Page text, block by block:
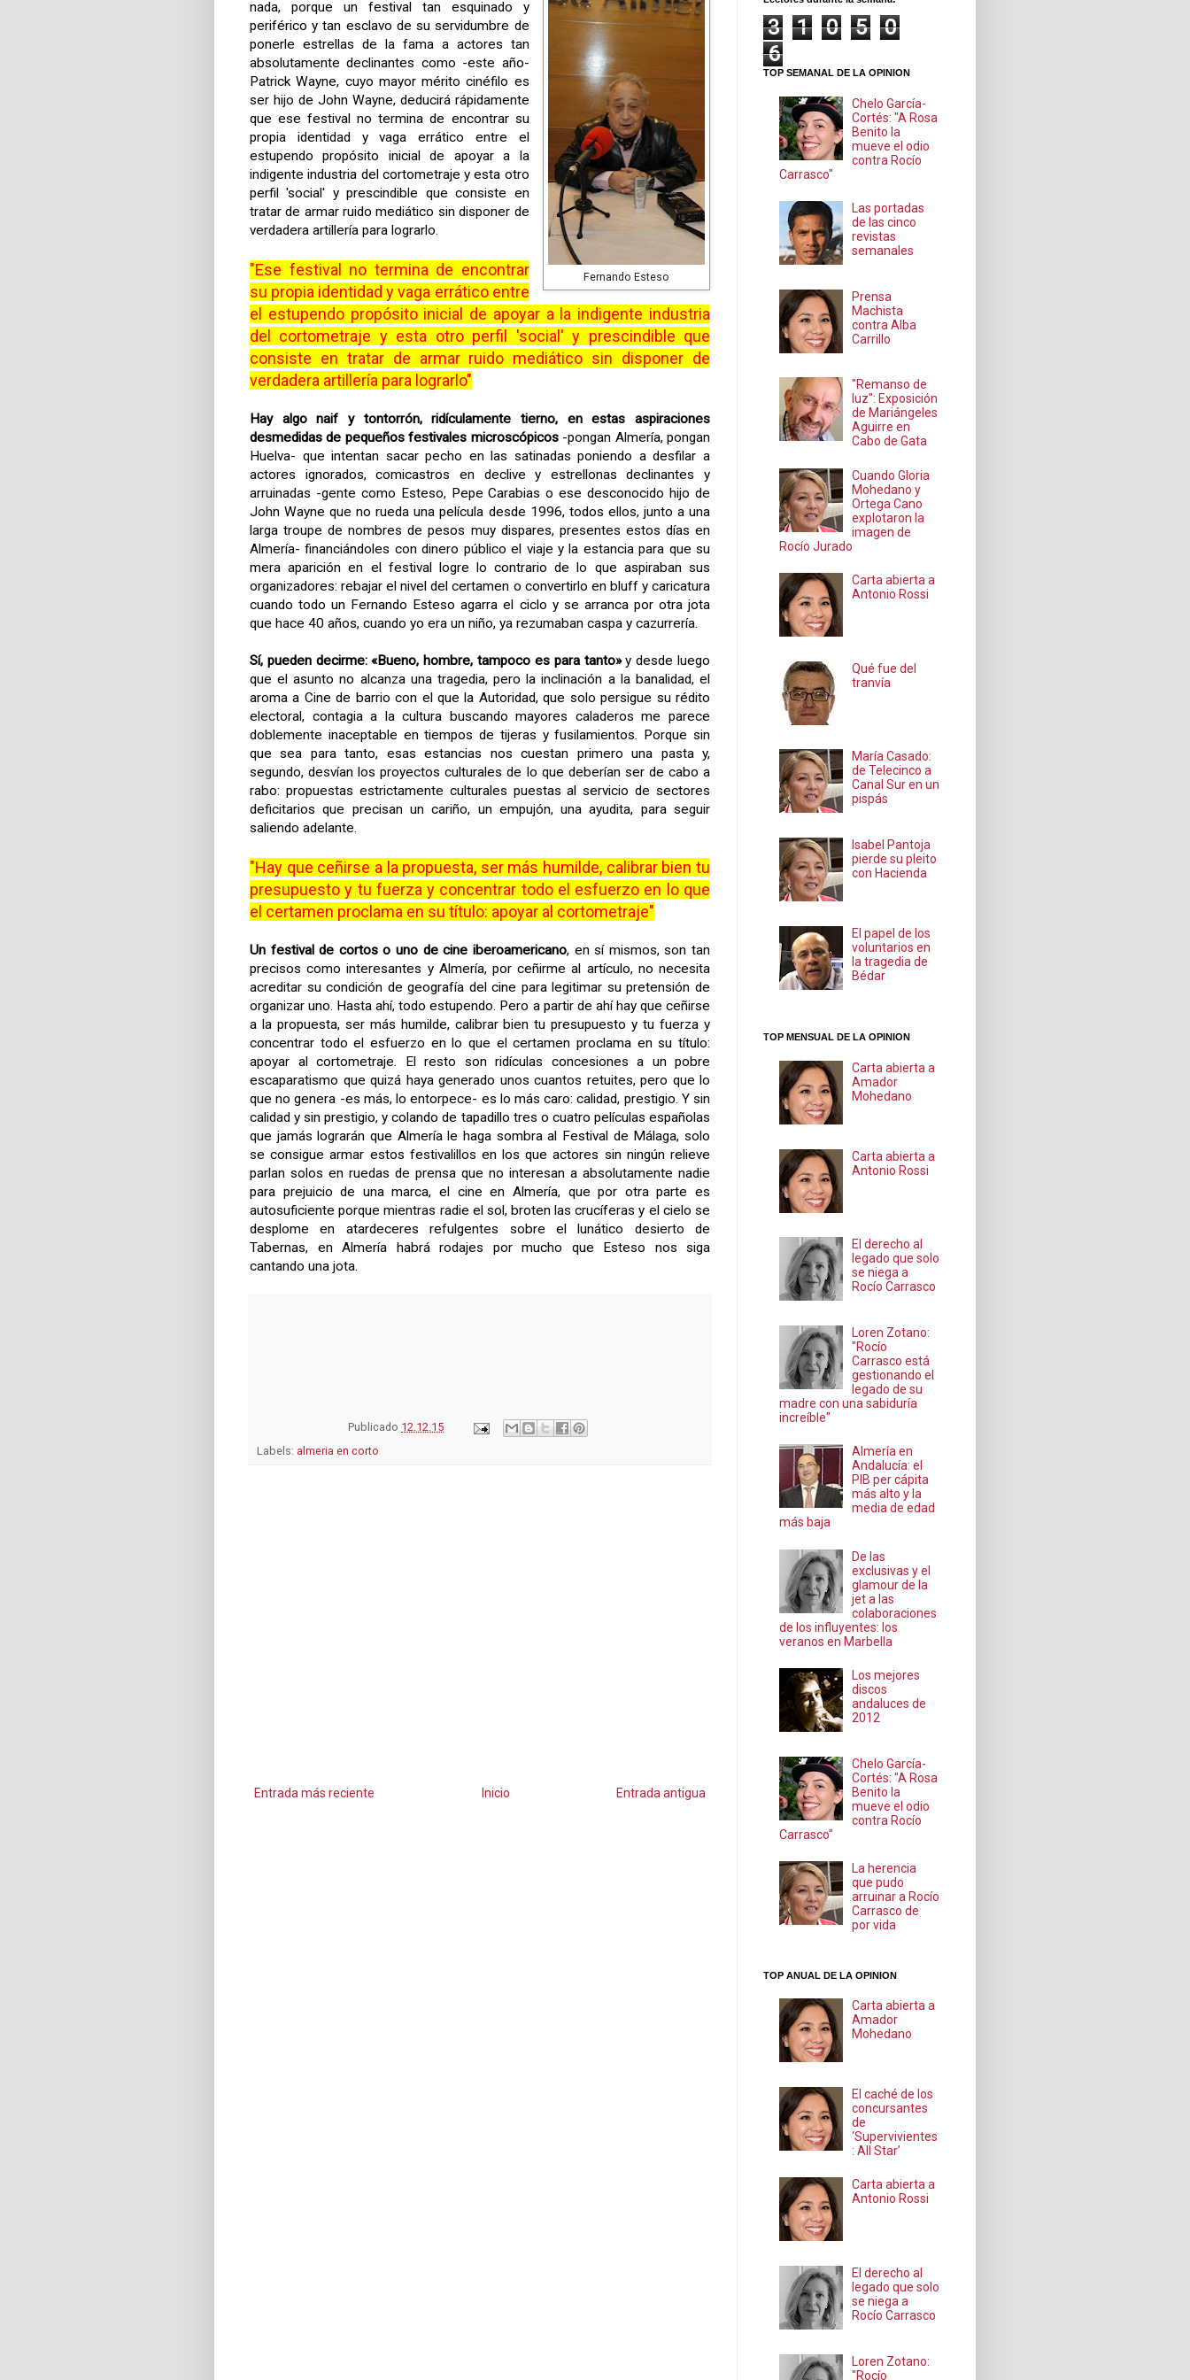
Fernando Esteso
nada, porque un festival tan esquinado y
periférico y tan esclavo de su servidumbre de
ponerle estrellas de la fama a actores tan
absolutamente declinantes como -este año-
Patrick Wayne, cuyo mayor mérito cinéfilo es
ser hijo de John Wayne, deducirá rápidamente
que ese festival no termina de encontrar su
propia identidad y vaga errático entre el
estupendo propósito inicial de apoyar a la
indigente industria del cortometraje y esta otro
perfil 'social' y prescindible que consiste en
tratar de armar ruido mediático sin disponer de
verdadera artillería para lograrlo.
"Ese festival no termina de encontrar
su propia identidad y vaga errático entre
el estupendo propósito inicial de apoyar a la indigente industria
del cortometraje y esta otro perfil 'social' y prescindible que
consiste en tratar de armar ruido mediático sin disponer de
verdadera artillería para lograrlo"
Hay algo naif y tontorrón, ridículamente tierno, en estas aspiraciones
desmedidas de pequeños festivales microscópicos-pongan Almería, pongan
Huelva- que intentan sacar pecho en las satinadas poniendo a desfilar a
actores ignorados, comicastros en declive y estrellonas declinantes y
arruinadas -gente como Esteso, Pepe Carabias o ese desconocido hijo de
John Wayne que no rueda una película desde 1996, todos ellos, junto a una
larga troupe de nombres de pesos muy dispares, presentes estos días en
Almería- financiándoles con dinero público el viaje y la estancia para que su
mera aparición en el festival logre lo contrario de lo que aspiraban sus
organizadores: rebajar el nivel del certamen o convertirlo en bluff y caricatura
cuando todo un Fernando Esteso agarra el ciclo y se arranca por otra jota
que hace 40 años, cuando yo era un niño, ya rezumaban caspa y cazurrería.
Sí, pueden decirme: «Bueno, hombre, tampoco es para tanto»y desde luego
que el asunto no alcanza una tragedia, pero la inclinación a la banalidad, el
aroma a Cine de barrio con el que la Autoridad, que solo persigue su rédito
electoral, contagia a la cultura buscando mayores caladeros me parece
doblemente inaceptable en tiempos de tijeras y fusilamientos. Porque sin
que sea para tanto, esas estancias nos cuestan primero una pasta y,
segundo, desvían los proyectos culturales de lo que deberían ser de cabo a
rabo: propuestas estrictamente culturales puestas al servicio de sectores
deficitarios que precisan un cariño, un empujón, una ayudita, para seguir
saliendo adelante.
"Hay que ceñirse a la propuesta, ser más humilde, calibrar bien tu
presupuesto y tu fuerza y concentrar todo el esfuerzo en lo que
el certamen proclama en su título: apoyar al cortometraje"
Un festival de cortos o uno de cine iberoamericano, en sí mismos, son tan
precisos como interesantes y Almería, por ceñirme al artículo, no necesita
acreditar su condición de geografía del cine para legitimar su pretensión de
organizar uno. Hasta ahí, todo estupendo. Pero a partir de ahí hay que ceñirse
a la propuesta, ser más humilde, calibrar bien tu presupuesto y tu fuerza y
concentrar todo el esfuerzo en lo que el certamen proclama en su título:
apoyar al cortometraje. El resto son ridículas concesiones a un pobre
escaparatismo que quizá haya generado unos cuantos retuites, pero que lo
que no genera -es más, lo entorpece- es lo más caro: calidad, prestigio. Y sin
calidad y sin prestigio, y colando de tapadillo tres o cuatro películas españolas
que jamás lograrán que Almería le haga sombra al Festival de Málaga, solo
se consigue armar estos festivalillos en los que actores sin ningún relieve
parlan solos en ruedas de prensa que no interesan a absolutamente nadie
para prejuicio de una marca, el cine en Almería, que por otra parte es
autosuficiente porque mientras radie el sol, broten las crucíferas y el cielo se
desplome en atardeceres refulgentes sobre el lunático desierto de
Tabernas, en Almería habrá rodajes por mucho que Esteso nos siga
cantando una jota.
Publicado 12.12.15
Labels: almeria en corto
Entrada más reciente Entrada antigua
Inicio
3 1 0 5
0
6
TOP SEMANAL DE LA OPINION
Chelo García-
Cortés: "A Rosa
Benito la
mueve el odio
contra Rocío
Carrasco"
Las portadas
de las cinco
revistas
semanales
Prensa
Machista
contra Alba
Carrillo
"Remanso de
luz": Exposición
de Mariángeles
Aguirre en
Cabo de Gata
Cuando Gloria
Mohedano y
Ortega Cano
explotaron la
imagen de
Rocío Jurado
Carta abierta a
Antonio Rossi
Qué fue del
tranvía
María Casado:
de Telecinco a
Canal Sur en un
pispás
Isabel Pantoja
pierde su pleito
con Hacienda
El papel de los
voluntarios en
la tragedia de
Bédar
TOP MENSUAL DE LA OPINION
Carta abierta a
Amador
Mohedano
Carta abierta a
Antonio Rossi
El derecho al
legado que solo
se niega a
Rocío Carrasco
Loren Zotano:
"Rocío
Carrasco está
gestionando el
legado de su
madre con una sabiduría
increíble"
Almería en
Andalucía: el
PIB per cápita
más alto y la
media de edad
más baja
De las
exclusivas y el
glamour de la
jet a las
colaboraciones
de los influyentes: los
veranos en Marbella
Los mejores
discos
andaluces de
2012
Chelo García-
Cortés: "A Rosa
Benito la
mueve el odio
contra Rocío
Carrasco"
La herencia
que pudo
arruinar a Rocío
Carrasco de
por vida
TOP ANUAL DE LA OPINION
Carta abierta a
Amador
Mohedano
El caché de los
concursantes
de
‘Supervivientes
: All Star’
Carta abierta a
Antonio Rossi
El derecho al
legado que solo
se niega a
Rocío Carrasco
Loren Zotano:
"Rocío